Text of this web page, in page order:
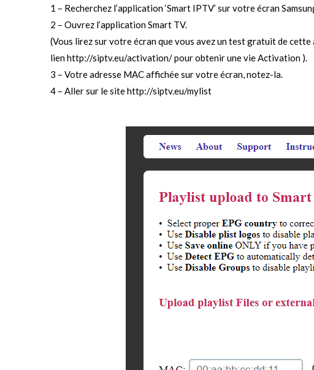
1 – Recherchez l’application ‘Smart IPTV’ sur votre écran
2 – Ouvrez l’application Smart TV.
(Vous lirez sur votre écran que vous avez un test gratuit de
lienhttp://siptv.eu/activation/pour obtenir une vie Activation ).
3 – Votre adresse MAC affichée sur votre écran, notez-la.
4 – Aller sur le sitehttp://siptv.eu/mylist